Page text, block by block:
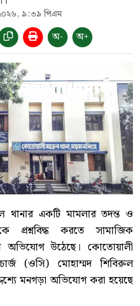
৯:৩৯ পিএম
অ- অ+
থানার একটি মামলার তদন্ত ও
প্রশ্নবিদ্ধ করতে সামাজিক
অভিযোগ উঠেছে। কোতোয়ালী
(ওসি) মোহাম্মদ শিবিরুল
মনগড়া অভিযোগ করা হয়েছে